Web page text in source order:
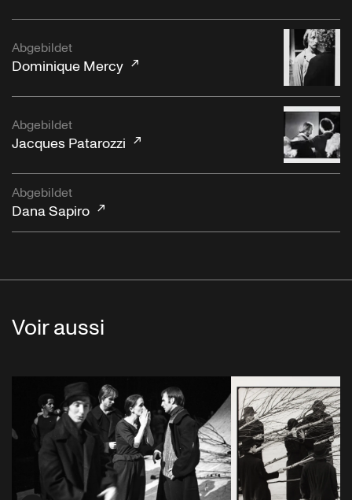
Abgebildet
Dominique Mercy
Abgebildet
Jacques Patarozzi
Abgebildet
Dana Sapiro
Voir aussi